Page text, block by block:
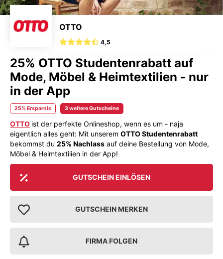
OTTO
4,5
25% OTTO Studentenrabatt auf
Mode, Möbel & Heimtextilien - nur
in der App
25% Ersparnis 3 weitere Gutscheine
OTTO ist der perfekte Onlineshop, wenn es um - naja
eigentlich alles geht: Mit unserem OTTO Studentenrabatt
bekommst du 25% Nachlass auf deine Bestellung von Mode,
Möbel & Heimtextilien in der App!
GUTSCHEIN EINLÖSEN
GUTSCHEIN MERKEN
FIRMA FOLGEN